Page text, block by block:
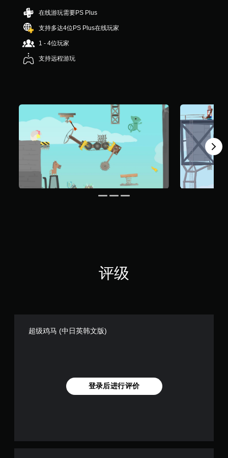
分
颗
星
，
5
.
评
）
在线游玩需要PS Plus
支持多达4位PS Plus在线玩家
1 - 4位玩家
支持远程游玩
评级
超级鸡马 (中日英韩文版)
登录后进行评价